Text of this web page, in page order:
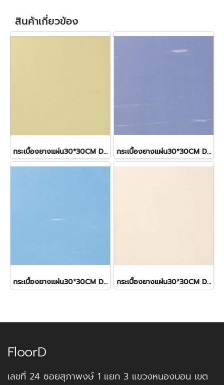
สินค้าเกี่ยวข้อง
กระเบื้องยางแผ่น30*30CM DynoflexYellowGold ราคา320บาทรวมปู กระเบื้องยางแผ่น30*30CM DynoflexViolet ราคา320บาทรวมปู
กระเบื้องยางแผ่น30*30CM DynoflexSeaBlue ราคา320บาทรวมปู กระเบื้องยางแผ่น30*30CM DynoflexWildOrchid ราคา320บาทรวมปู
FloorD
เลขที่ 24 ซอยสุภาพงษ์ 1 แยก 3 แขวงหนองบอน เขต